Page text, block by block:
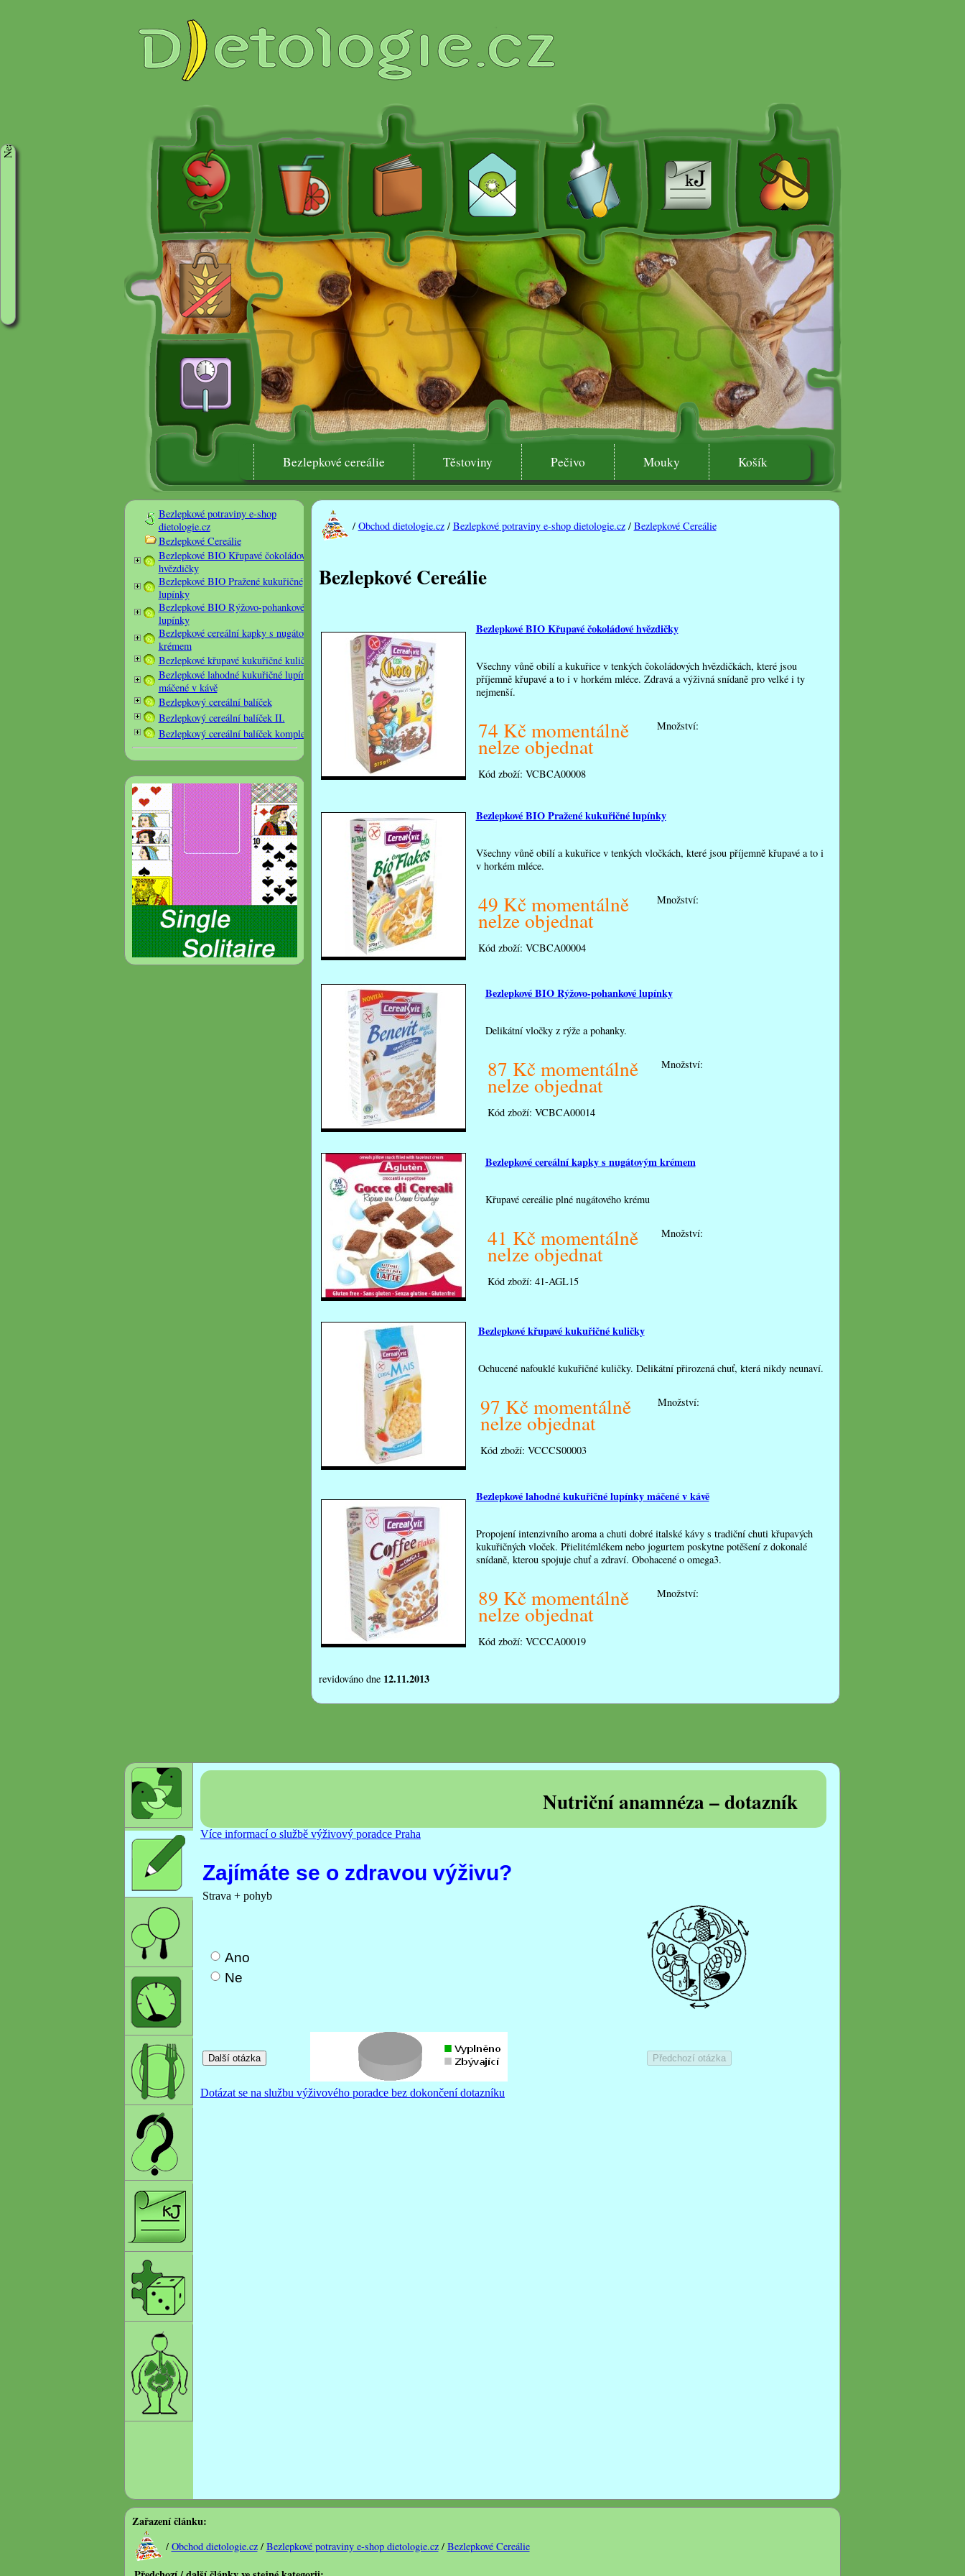
Bezlepkové cereálie Těstoviny Pečivo Mouky Košík
Bezlepkové potraviny e-shop
dietologie.cz
1x
Key1
Bezlepkové Cereálie
Bezlepkové BIO Křupavé čokoládové
hvězdičky
Bezlepkové BIO Pražené kukuřičné
lupínky
Bezlepkové BIO Rýžovo-pohankové
lupínky
Bezlepkové cereální kapky s nugátovým
krémem
Bezlepkové křupavé kukuřičné kuličky
Bezlepkové lahodné kukuřičné lupínky
máčené v kávě
Bezlepkový cereální balíček
Bezlepkový cereální balíček II.
Bezlepkový cereální balíček komplet
/ Obchod dietologie.cz/ Bezlepkové potraviny e-shop dietologie.cz/ Bezlepkové Cereálie
Bezlepkové Cereálie
Bezlepkové BIO Křupavé čokoládové hvězdičky
Všechny vůně obilí a kukuřice v tenkých čokoládových hvězdičkách, které jsou
příjemně křupavé a to i v horkém mléce. Zdravá a výživná snídaně pro velké i ty
nejmenší.
74 Kč momentálně
nelze objednat
Kód zboží: VCBCA00008
Množství:
Bezlepkové BIO Pražené kukuřičné lupínky
Všechny vůně obilí a kukuřice v tenkých vločkách, které jsou příjemně křupavé a to i
v horkém mléce.
49 Kč momentálně
nelze objednat
Kód zboží: VCBCA00004
Množství:
Bezlepkové BIO Rýžovo-pohankové lupínky
Delikátní vločky z rýže a pohanky.
87 Kč momentálně
nelze objednat
Kód zboží: VCBCA00014
Množství:
Bezlepkové cereální kapky s nugátovým krémem
Křupavé cereálie plné nugátového krému
41 Kč momentálně
nelze objednat
Kód zboží: 41-AGL15
Množství:
Bezlepkové křupavé kukuřičné kuličky
Ochucené nafouklé kukuřičné kuličky. Delikátní přirozená chuť, která nikdy neunaví.
97 Kč momentálně
nelze objednat
Kód zboží: VCCCS00003
Množství:
Bezlepkové lahodné kukuřičné lupínky máčené v kávě
Propojení intenzivního aroma a chuti dobré italské kávy s tradiční chuti křupavých
kukuřičných vloček. Přielitémlékem nebo jogurtem poskytne potěšení z dokonalé
snídaně, kterou spojuje chuť a zdraví. Obohacené o omega3.
89 Kč momentálně
nelze objednat
Kód zboží: VCCCA00019
Množství:
revidováno dne 12.11.2013
Nutriční anamnéza – dotazník
Zařazení článku:
/ Obchod dietologie.cz/ Bezlepkové potraviny e-shop dietologie.cz/ Bezlepkové Cereálie
Neaktivni